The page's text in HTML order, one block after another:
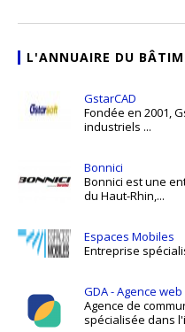
L'ANNUAIRE DU
GstarCAD
Fondée en 2001,
industriels ...
Bonnici
Bonnici est une
du Haut-Rhin,...
Espaces Mobiles
Entreprise
GDA - Agence
Agence de
spécialisée dans